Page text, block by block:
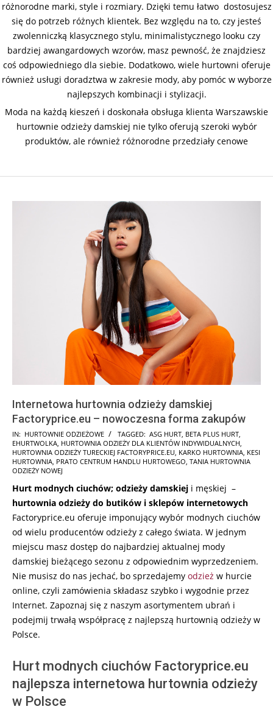
różnorodne marki, style i rozmiary. Dzięki temu łatwo dostosujesz
się do potrzeb różnych klientek. Bez względu na to, czy jesteś
zwolenniczką klasycznego stylu, minimalistycznego looku czy
bardziej awangardowych wzorów, masz pewność, że znajdziesz
coś odpowiedniego dla siebie. Dodatkowo, wiele hurtowni oferuje
również usługi doradztwa w zakresie mody, aby pomóc w wyborze
najlepszych kombinacji i stylizacji.
Moda na każdą kieszeń i doskonała obsługa klienta Warszawskie
hurtownie odzieży damskiej nie tylko oferują szeroki wybór
produktów, ale również różnorodne przedziały cenowe
Internetowa hurtownia odzieży damskiej
Factoryprice.eu – nowoczesna forma zakupów
2025-
12-
21
IN: HURTOWNIE ODZIEŻOWE TAGGED: ASG HURT BETA PLUS HURT
EHURTWOLKA HURTOWNIA ODZIEŻY DLA KLIENTÓW INDYWIDUALNYCH
HURTOWNIA ODZIEŻY TURECKIEJ FACTORYPRICE.EU KARKO HURTOWNIA KESI
HURTOWNIA PRATO CENTRUM HANDLU HURTOWEGO TANIA HURTOWNIA
ODZIEŻY NOWEJ
Hurt modnych ciuchów; odzieży damskiej i męskiej –
hurtownia odzieży do butików i sklepów internetowych
Factoryprice.eu oferuje imponujący wybór modnych ciuchów
od wielu producentów odzieży z całego świata. W jednym
miejscu masz dostęp do najbardziej aktualnej mody
damskiej bieżącego sezonu z odpowiednim wyprzedzeniem.
Nie musisz do nas jechać, bo sprzedajemy odzież w hurcie
online, czyli zamówienia składasz szybko i wygodnie przez
Internet. Zapoznaj się z naszym asortymentem ubrań i
podejmij trwałą współpracę z najlepszą hurtownią odzieży w
Polsce.
Hurt modnych ciuchów Factoryprice.eu
najlepsza internetowa hurtownia odzieży
w Polsce